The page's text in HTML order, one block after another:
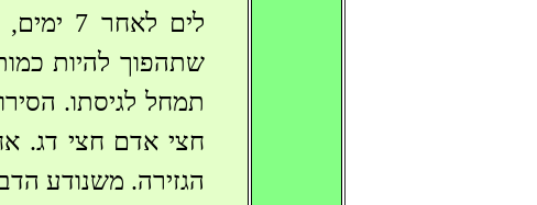
לים
שתהפוך להיות
תמחל לגיסתו.
חצי אדם חצי דג.
הגזירה. משנודע